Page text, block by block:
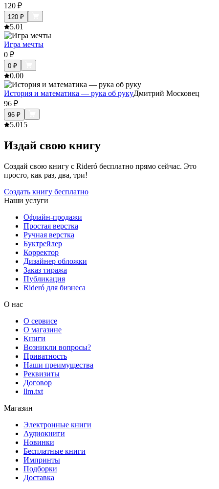
120 ₽
120 ₽
5.01
Игра мечты
0 ₽
0 ₽
0.00
История и математика — рука об рукуДмитрий Московец
96 ₽
96 ₽
5.015
Издай свою книгу
Создай свою книгу с Rideró бесплатно прямо сейчас. Это
просто, как раз, два, три!
Создать книгу бесплатно
Наши услуги
Офлайн-продажи
Простая верстка
Ручная верстка
Буктрейлер
Корректор
Дизайнер обложки
Заказ тиража
Публикация
Rideró для бизнеса
О нас
О сервисе
О магазине
Книги
Возникли вопросы?
Приватность
Наши преимущества
Реквизиты
Договор
llm.txt
Магазин
Электронные книги
Аудиокниги
Новинки
Бесплатные книги
Импринты
Подборки
Доставка